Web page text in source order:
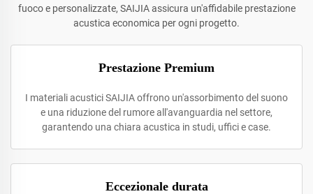
fuoco e personalizzate, SAIJIA assicura un'affidabile prestazione
acustica economica per ogni progetto.
Prestazione Premium
I materiali acustici SAIJIA offrono un'assorbimento del suono
e una riduzione del rumore all'avanguardia nel settore,
garantendo una chiara acustica in studi, uffici e case.
Eccezionale durata